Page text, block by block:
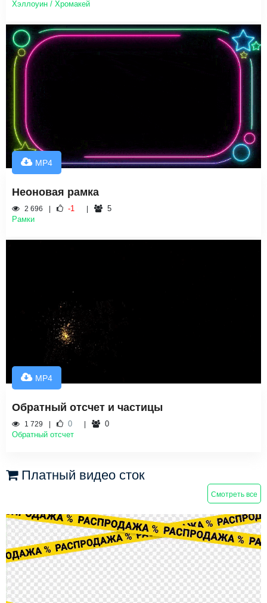
Хэллоуин / Хромакей
MP4
Неоновая рамка
2 696 -1
5
Рамки
MP4
Обратный отсчет и частицы
1 729 0
0
Обратный отсчет
Платный видео сток
Смотреть все